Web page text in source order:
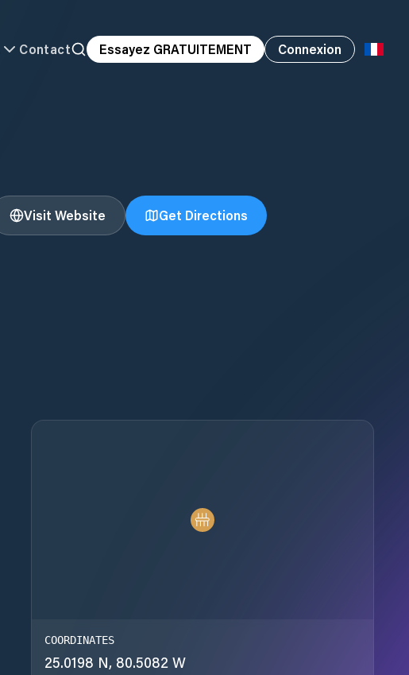
Contact Essayez GRATUITEMENT Connexion
Visit Website Get Directions
COORDINATES
25.0198 N, 80.5082 W